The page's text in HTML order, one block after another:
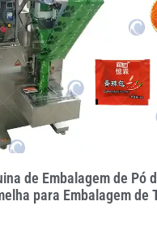
de Embalagem de Pó
para Embalagem de